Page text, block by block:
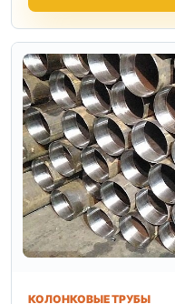
КОЛОНКОВЫЕ ТРУБЫ